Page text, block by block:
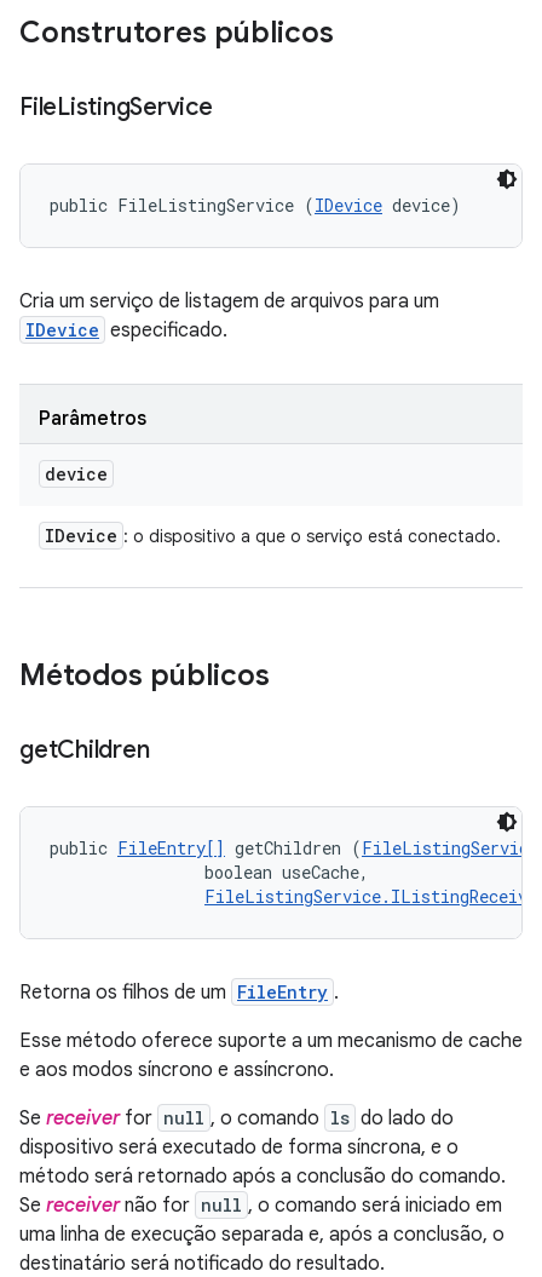
Construtores públicos
FileListingService
public FileListingService (IDevice device)
Cria um serviço de listagem de arquivos para um
IDevice especificado.
Parâmetros
device
IDevice : o dispositivo a que o serviço está conectado.
Métodos públicos
getChildren
public FileEntry[] getChildren (
                boolean useCache,
Retorna os filhos de um FileEntry .
Esse método oferece suporte a um mecanismo de cache
e aos modos síncrono e assíncrono.
Se receiverfor null , o comando ls do lado do
dispositivo será executado de forma síncrona, e o
método será retornado após a conclusão do comando.
Se receivernão for null , o comando será iniciado em
uma linha de execução separada e, após a conclusão, o
destinatário será notificado do resultado.